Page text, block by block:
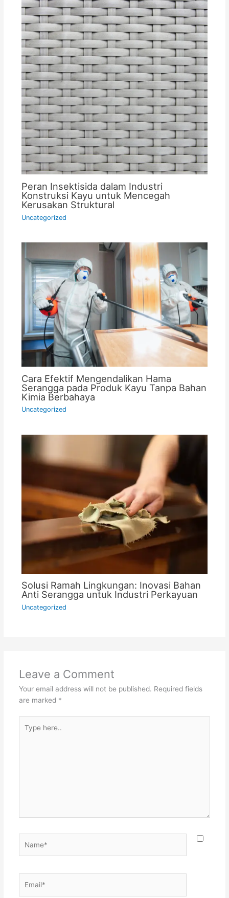
Peran Insektisida dalam Industri
Konstruksi Kayu untuk Mencegah
Kerusakan Struktural
Uncategorized
Cara Efektif Mengendalikan Hama
Serangga pada Produk Kayu Tanpa Bahan
Kimia Berbahaya
Uncategorized
Solusi Ramah Lingkungan: Inovasi Bahan
Anti Serangga untuk Industri Perkayuan
Uncategorized
Leave a Comment
Your email address will not be published. Required fields
are marked *
here..